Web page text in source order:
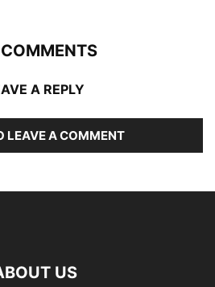
A REPLY
LEAVE A COMMENT
US